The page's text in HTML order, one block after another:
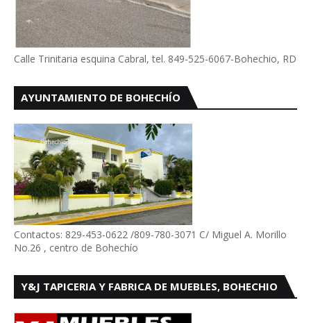
Calle Trinitaria esquina Cabral, tel. 849-525-6067-Bohechio, RD
AYUNTAMIENTO DE BOHECHÍO
Contactos: 829-453-0622 /809-780-3071 C/ Miguel A. Morillo
No.26 , centro de Bohechío
Y&J TAPICERIA Y FABRICA DE MUEBLES, BOHECHIO